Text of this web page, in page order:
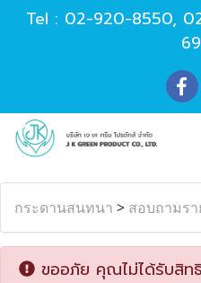
Tel : 02-920-8550,
กระดานสนทนา > สอบถามรา
ขออภัย คุณไม่ได้รับสิทธิ